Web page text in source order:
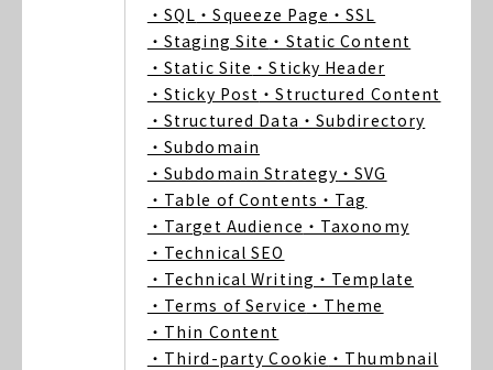
・SQL ・Squeeze Page ・SSL
・Staging Site ・Static Content
・Static Site ・Sticky Header
・Sticky Post ・Structured Content
・Structured Data ・Subdirectory
・Subdomain
・Subdomain Strategy ・SVG
・Table of Contents ・Tag
・Target Audience ・Taxonomy
・Technical SEO
・Technical Writing ・Template
・Terms of Service ・Theme
・Thin Content
・Third-party Cookie ・Thumbnail